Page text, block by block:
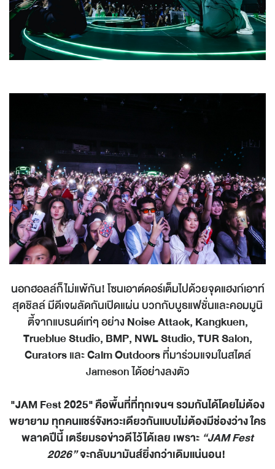
นอกฮอลล์ก็ไม่แพ้กัน!โซนเอาต์ดอร์เต็มไปด้วยจุดแฮงก์เอาท์
สุดชิลล์ มีดีเจผลัดกันเปิดแผ่น บวกกับบูธแฟชั่นและคอมมูนิ
ตี้จากแบรนด์เท่ๆ อย่างNoise Attack, Kangkuen,
Trueblue Studio, BMP, NWL Studio, TUR Salon,
CuratorsและCalm Outdoorsที่มาร่วมแจมในสไตล์
Jamesonได้อย่างลงตัว
"JAM Fest 2025"คือพื้นที่ที่ทุกเจนฯ รวมกันได้โดยไม่ต้อง
พยายาม ทุกคนแชร์จังหวะเดียวกันแบบไม่ต้องมีช่องว่าง ใคร
พลาดปีนี้ เตรียมรอข่าวดีไว้ได้เลย เพราะ “JAM Fest
2026”จะกลับมามันส์ยิ่งกว่าเดิมแน่นอน!